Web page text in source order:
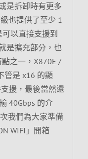
是拆卸時有更多
也提供了至少 1
以直接支援到
是擴充部分，也
之一，X870E /
管是 x16 的顯
援，最後當然還
40Gbps 的介
我們為大家準備
WIFI」開箱